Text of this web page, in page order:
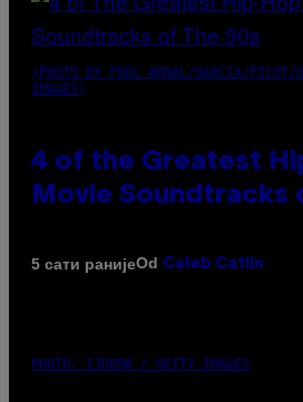
(PHOTO BY POOL ARNAL/GARCIA/PICOT/
IMAGES)
4 of the Greatest
Movie Soundtracks
5 сати ранијеOd Caleb Catlin
PHOTO: IJDEMA / GETTY IMAGES